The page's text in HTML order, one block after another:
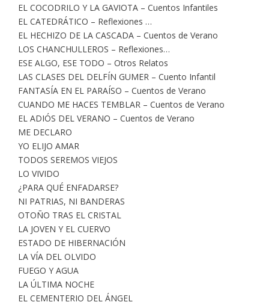
EL COCODRILO Y LA GAVIOTA – Cuentos Infantiles
EL CATEDRÁTICO – Reflexiones …
EL HECHIZO DE LA CASCADA – Cuentos de Verano
LOS CHANCHULLEROS – Reflexiones…
ESE ALGO, ESE TODO – Otros Relatos
LAS CLASES DEL DELFÍN GUMER – Cuento Infantil
FANTASÍA EN EL PARAÍSO – Cuentos de Verano
CUANDO ME HACES TEMBLAR – Cuentos de Verano
EL ADIÓS DEL VERANO – Cuentos de Verano
ME DECLARO
YO ELIJO AMAR
TODOS SEREMOS VIEJOS
LO VIVIDO
¿PARA QUÉ ENFADARSE?
NI PATRIAS, NI BANDERAS
OTOÑO TRAS EL CRISTAL
LA JOVEN Y EL CUERVO
ESTADO DE HIBERNACIÓN
LA VÍA DEL OLVIDO
FUEGO Y AGUA
LA ÚLTIMA NOCHE
EL CEMENTERIO DEL ÁNGEL